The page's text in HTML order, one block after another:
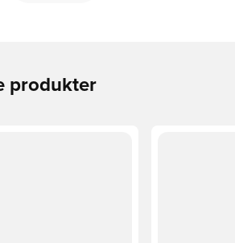
produkter